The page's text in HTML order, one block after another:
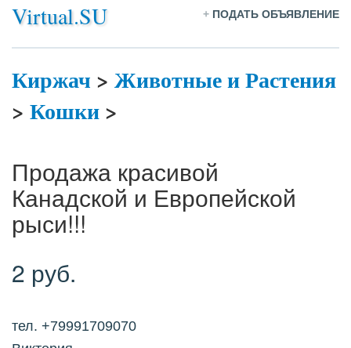
Virtual.SU + ПОДАТЬ ОБЪЯВЛЕНИЕ
Киржач > Животные и Растения
> Кошки>
Продажа красивой
Канадской и Европейской
рыси!!!
2 руб.
тел. +79991709070